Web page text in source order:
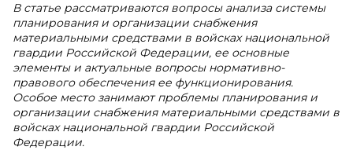
В статье рассматриваются вопросы анализа системы
планирования и организации снабжения
материальными средствами в войсках национальной
гвардии Российской Федерации, ее основные
элементы и актуальные вопросы нормативно-
правового обеспечения ее функционирования.
Особое место занимают проблемы планирования и
организации снабжения материальными средствами в
войсках национальной гвардии Российской
Федерации.